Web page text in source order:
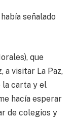
señalado
que
a visitar La Paz,
la carta y el
hacía esperar
de colegios y